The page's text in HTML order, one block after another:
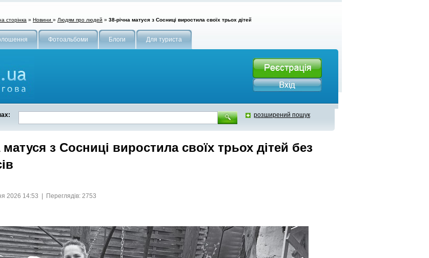
сторінка » Новини » Людям про людей » 38-річна матуся з Сосниці виростила своїх трьох дітей без памперсів
Фотоальбоми Блоги Для туриста
розширений пошук
матуся з Сосниці виростила своїх трьох дітей без
2026 14:53 | Переглядів: 2753